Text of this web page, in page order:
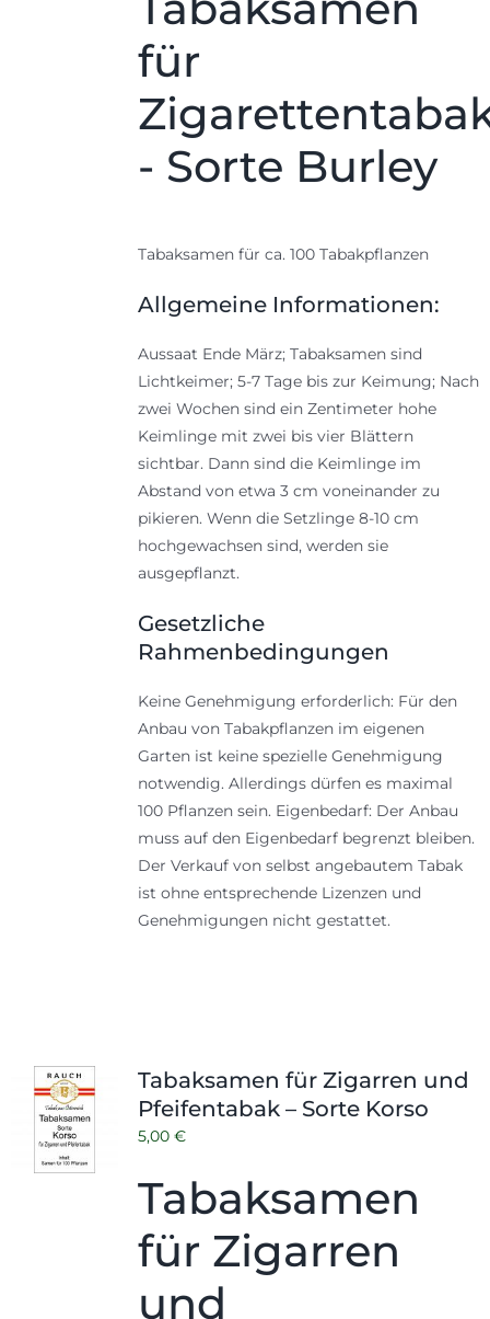
für
- Sorte Burley
Tabaksamen für ca. 100 Tabakpflanzen
Allgemeine Informationen:
Aussaat Ende März; Tabaksamen sind
Lichtkeimer; 5-7 Tage bis zur Keimung; Nach
zwei Wochen sind ein Zentimeter hohe
Keimlinge mit zwei bis vier Blättern
sichtbar. Dann sind die Keimlinge im
Abstand von etwa 3 cm voneinander zu
pikieren. Wenn die Setzlinge 8-10 cm
hochgewachsen sind, werden sie
ausgepflanzt.
Gesetzliche
Rahmenbedingungen
Keine Genehmigung erforderlich: Für den
Anbau von Tabakpflanzen im eigenen
Garten ist keine spezielle Genehmigung
notwendig. Allerdings dürfen es maximal
100 Pflanzen sein. Eigenbedarf: Der Anbau
muss auf den Eigenbedarf begrenzt bleiben.
Der Verkauf von selbst angebautem Tabak
ist ohne entsprechende Lizenzen und
Genehmigungen nicht gestattet.
Tabaksamen für Zigarren und
Pfeifentabak – Sorte Korso
5,00 €
Tabaksamen
für Zigarren
und